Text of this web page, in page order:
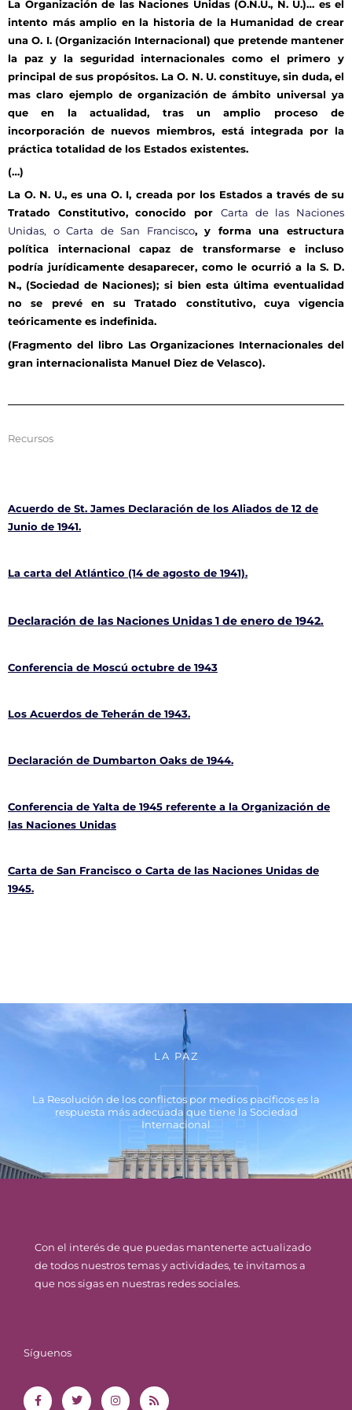
La Organización de las Naciones Unidas (O.N.U., N. U.)… es el
intento más amplio en la historia de la Humanidad de crear
una O. I. (Organización Internacional) que pretende mantener
la paz y la seguridad internacionales como el primero y
principal de sus propósitos. La O. N. U. constituye, sin duda, el
mas claro ejemplo de organización de ámbito universal ya
que en la actualidad, tras un amplio proceso de
incorporación de nuevos miembros, está integrada por la
práctica totalidad de los Estados existentes.
(…)
La O. N. U., es una O. I, creada por los Estados a través de su
Tratado Constitutivo, conocido por Carta de las Naciones
Unidas, o Carta de San Francisco, y forma una estructura
política internacional capaz de transformarse e incluso
podría jurídicamente desaparecer, como le ocurrió a la S. D.
N., (Sociedad de Naciones); si bien esta última eventualidad
no se prevé en su Tratado constitutivo, cuya vigencia
teóricamente es indefinida.
(Fragmento del libro Las Organizaciones Internacionales del
gran internacionalista Manuel Diez de Velasco).
Recursos
Acuerdo de St. James Declaración de los Aliados de 12 de
Junio de 1941.
La carta del Atlántico (14 de agosto de 1941).
Declaración de las Naciones Unidas 1 de enero de 1942.
Conferencia de Moscú octubre de 1943
Los Acuerdos de Teherán de 1943.
Declaración de Dumbarton Oaks de 1944.
Conferencia de Yalta de 1945 referente a la Organización de
las Naciones Unidas
Carta de San Francisco o Carta de las Naciones Unidas de
1945.
LA PAZ
La Resolución de los conflictos por medios pacíficos es la
respuesta más adecuada que tiene la Sociedad
Internacional
Con el interés de que puedas mantenerte actualizado
de todos nuestros temas y actividades, te invitamos a
que nos sigas en nuestras redes sociales.
Síguenos
c
e
i
t
s
t
s